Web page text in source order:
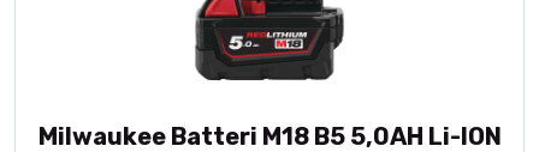
Milwaukee Batteri M18 B5 5,0AH Li-ION